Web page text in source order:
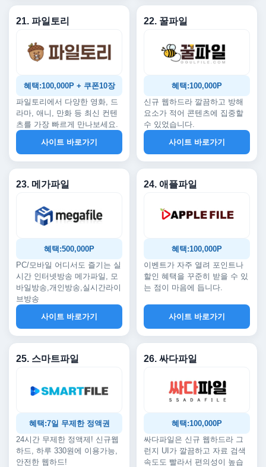
21. 파일토리
혜택:100,000P + 쿠폰10장
파일토리에서 다양한 영화, 드
라마, 애니, 만화 등 최신 컨텐
츠를 가장 빠르게 만나보세요.
사이트 바로가기
22. 꿀파일
혜택:100,000P
신규 웹하드라 깔끔하고 방해
요소가 적어 콘텐츠에 집중할
수 있었습니다.
사이트 바로가기
23. 메가파일
혜택:500,000P
PC/모바일 어디서도 즐기는 실
시간 인터넷방송 메가파일, 모
바일방송,개인방송,실시간라이
브방송
사이트 바로가기
24. 애플파일
혜택:100,000P
이벤트가 자주 열려 포인트나
할인 혜택을 꾸준히 받을 수 있
는 점이 마음에 듭니다.
사이트 바로가기
25. 스마트파일
혜택:7일 무제한 정액권
24시간 무제한 정액제! 신규웹
하드, 하루 330원에 이용가능,
안전한 웹하드!
26. 싸다파일
혜택:100,000P
싸다파일은 신규 웹하드라 그
런지 UI가 깔끔하고 자료 검색
속도도 빨라서 편의성이 높습